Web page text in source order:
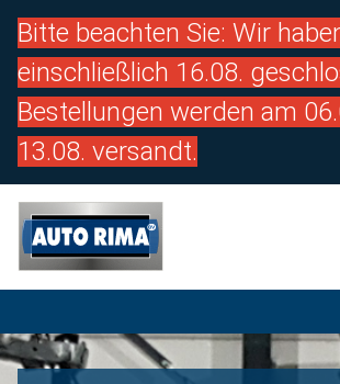
Bitte beachten Sie: Wir
einschließlich 16.08.
Bestellungen werden am
13.08. versandt.